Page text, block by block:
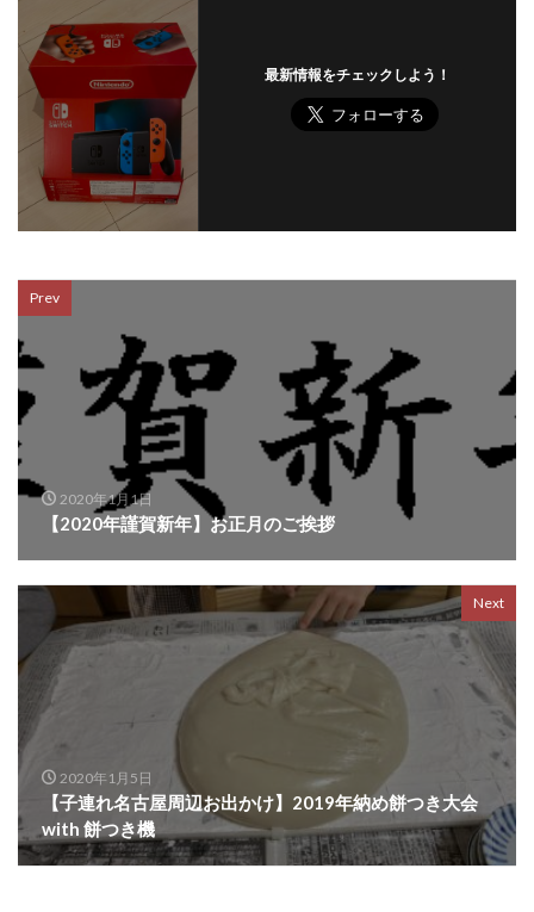
最新情報をチェックしよう！
Prev
2020年1月1日
【2020年謹賀新年】お正月のご挨拶
Next
2020年1月5日
【子連れ名古屋周辺お出かけ】2019年納め餅つき大会
with 餅つき機